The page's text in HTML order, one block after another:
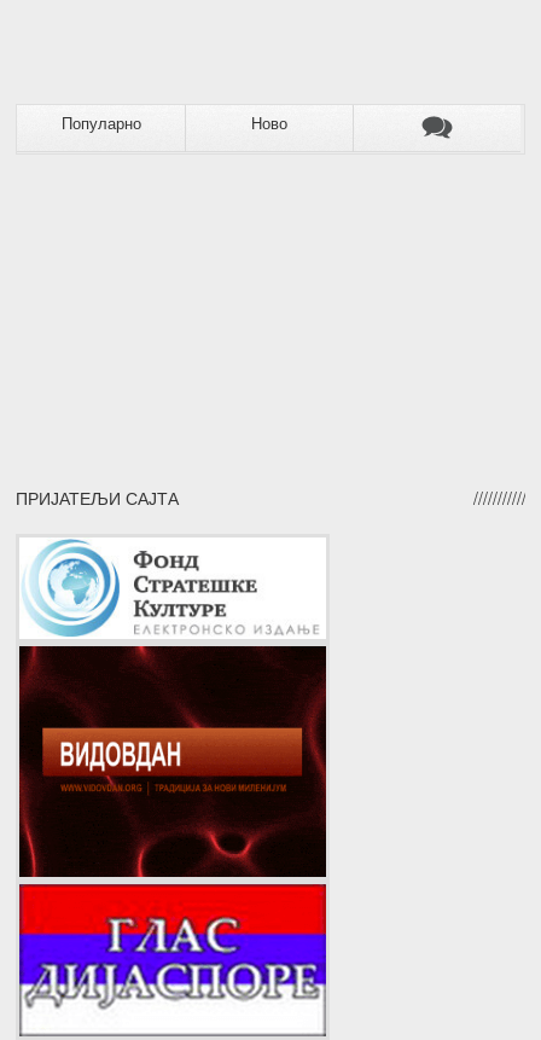
Популарно Ново
ПРИЈАТЕЉИ САЈТА